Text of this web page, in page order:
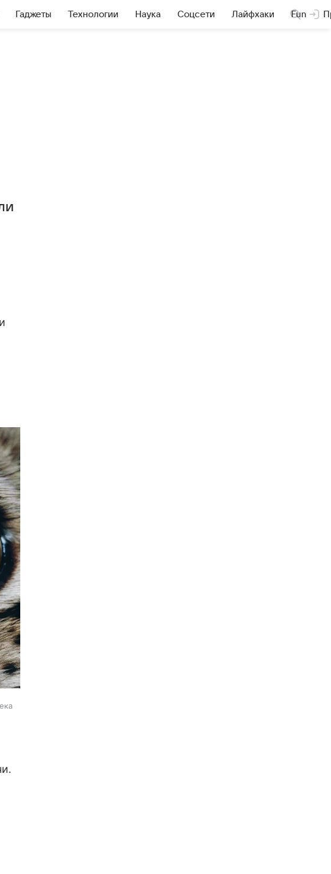
Гаджеты Технологии Наука Соцсети Лайфхаки Fun